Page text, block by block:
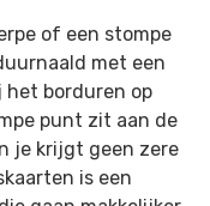
of een stompe
met een
het borduren op
punt zit aan de
je krijgt geen zere
is een